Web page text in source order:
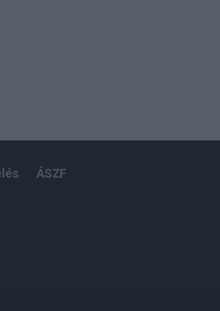
ÁSZF